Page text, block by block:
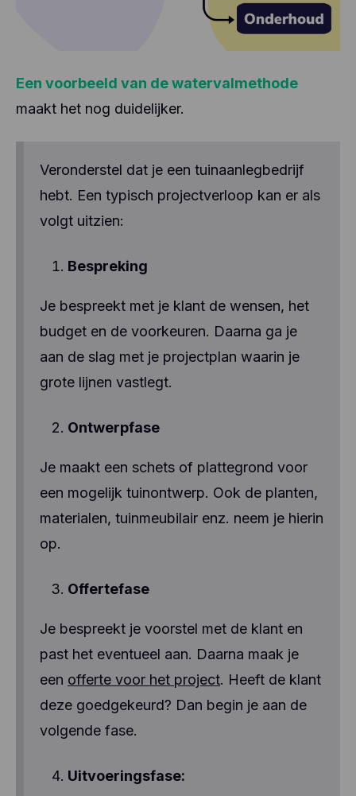
Een voorbeeld van de watervalmethode
maakt het nog duidelijker.
Veronderstel dat je een tuinaanlegbedrijf
hebt. Een typisch projectverloop kan er als
volgt uitzien:
Bespreking
Je bespreekt met je klant de wensen, het
budget en de voorkeuren. Daarna ga je
aan de slag met je projectplan waarin je
grote lijnen vastlegt.
Ontwerpfase
Je maakt een schets of plattegrond voor
een mogelijk tuinontwerp. Ook de planten,
materialen, tuinmeubilair enz. neem je hierin
op.
Offertefase
Je bespreekt je voorstel met de klant en
past het eventueel aan. Daarna maak je
een offerte voor het project. Heeft de klant
deze goedgekeurd? Dan begin je aan de
volgende fase.
Uitvoeringsfase: